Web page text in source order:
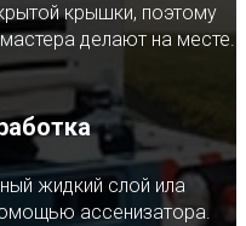
крышки, поэтому
делают на месте.
жидкий слой ила
ассенизатора.